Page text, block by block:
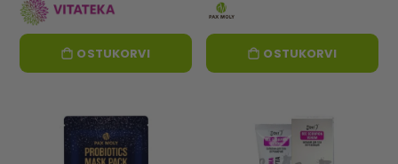
OSTUKORVI OSTUKORVI